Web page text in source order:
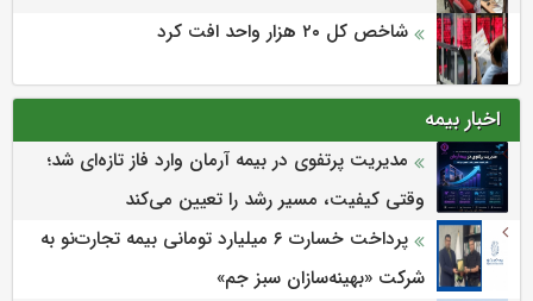
شاخص کل ۲۰ هزار واحد افت کرد
اخبار بیمه
مدیریت پرتفوی در بیمه آرمان وارد فاز تازه‌ای شد؛
وقتی کیفیت، مسیر رشد را تعیین می‌کند
پرداخت خسارت ۶ میلیارد تومانی بیمه تجارت‌نو به
شرکت «بهینه‌سازان سبز جم»